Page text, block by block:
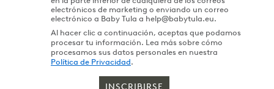
electrónicos de marketing o enviando un correo
electrónico a Baby Tula a help@babytula.eu.
Al hacer clic a continuación, aceptas que podamos
procesar tu información. Lea más sobre cómo
procesamos sus datos personales en nuestra
Política de Privacidad.